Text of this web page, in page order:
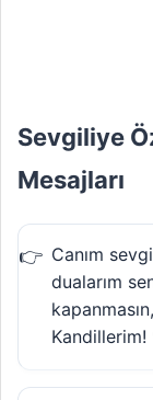
Sevgiliye
Mesajları
Canım
dualarım
Kandillerim!